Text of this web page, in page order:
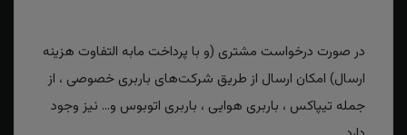
در صورت درخواست مشتری (و با پرداخت مابه التفاوت هزینه
ارسال) امکان ارسال از طریق شرکت‌های باربری خصوصی ، از
جمله تیپاکس ، باربری هوایی ، باربری اتوبوس و... نیز وجود